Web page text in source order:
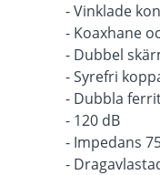
- Vinklade
- Koaxhane
- Dubbel
- Syrefri
- Dubbla
- 120 dB
- Impedans
-